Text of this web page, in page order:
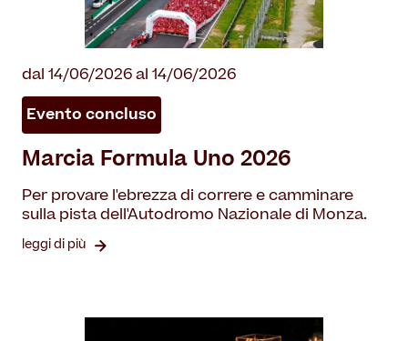
dal 14/06/2026 al 14/06/2026
Evento concluso
Marcia Formula Uno 2026
Per provare l'ebrezza di correre e camminare
sulla pista dell'Autodromo Nazionale di Monza.
leggi di più